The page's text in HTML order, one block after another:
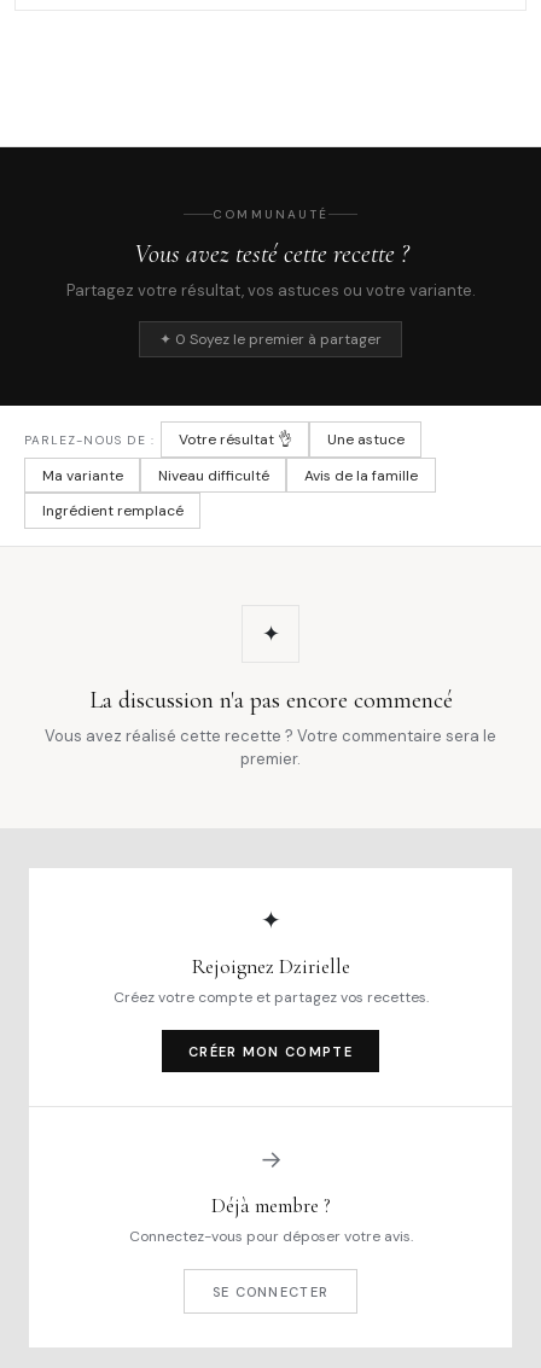
COMMUNAUTÉ
Vous avez testé cette recette ?
Partagez votre résultat, vos astuces ou votre variante.
✦ 0 Soyez le premier à partager
PARLEZ-NOUS DE : Votre résultat 👌
Une astuce
Ma variante
Niveau difficulté
Avis de la famille
Ingrédient remplacé
✦
La discussion n'a pas encore commencé
Vous avez réalisé cette recette ? Votre commentaire sera le
premier.
✦
Rejoignez Dzirielle
Créez votre compte et partagez vos recettes.
CRÉER MON COMPTE
→
Déjà membre ?
Connectez-vous pour déposer votre avis.
SE CONNECTER